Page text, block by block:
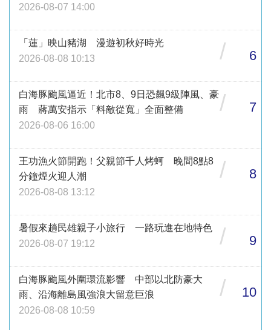
2026-08-07 14:00
「蓮」映山豬湖 漫遊初秋好時光
2026-08-08 10:13
/ 6
白海豚颱風逼近！北市8、9日恐飆9級陣風、豪
雨 蔣萬安指示「料敵從寬」全面整備
2026-08-06 16:00
/ 7
王功漁火節開跑！父親節千人烤蚵 晚間8點8
分鐘煙火迎人潮
2026-08-08 13:12
/ 8
暑假來趟民雄親子小旅行 一路玩進在地特色
2026-08-07 19:12
/ 9
白海豚颱風外圍環流影響 中部以北防豪大
雨、沿海離島風強浪大留意巨浪
2026-08-08 10:59
/ 10